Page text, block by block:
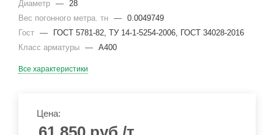
Диаметр — 28
Вес погонного метра. тн — 0.0049749
Гост —
ГОСТ 5781-82, ТУ 14-1-5254-2006, ГОСТ 34028-2016
Класс арматуры — А400
Все характеристики
Цена: